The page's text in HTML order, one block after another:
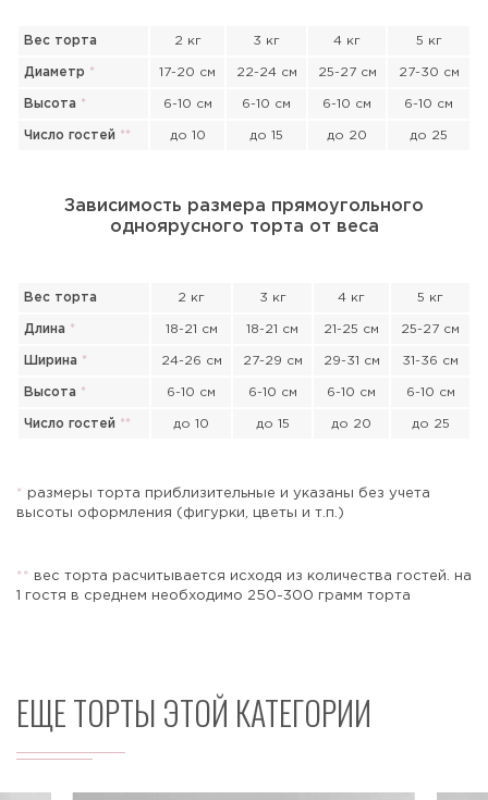
Вес торта 2 кг 3 кг 4 кг 5 кг
Диаметр * 17-20 см 22-24 см 25-27 см 27-30 см
Высота * 6-10 см 6-10 см 6-10 см 6-10 см
Число гостей ** до 10 до 15 до 20 до 25
Зависимость размера прямоугольного
одноярусного торта от веса
Вес торта 2 кг 3 кг 4 кг 5 кг
Длина * 18-21 см 18-21 см 21-25 см 25-27 см
Ширина * 24-26 см 27-29 см 29-31 см 31-36 см
Высота * 6-10 см 6-10 см 6-10 см 6-10 см
Число гостей ** до 10 до 15 до 20 до 25
*
размеры торта приблизительные и указаны без учета
высоты оформления (фигурки, цветы и т.п.)
* *
вес торта расчитывается исходя из количества гостей. на
1 гостя в среднем необходимо 250-300 грамм торта
ЕЩЕ ТОРТЫ ЭТОЙ КАТЕГОРИИ
Прикрепить файл или фото
Отправить